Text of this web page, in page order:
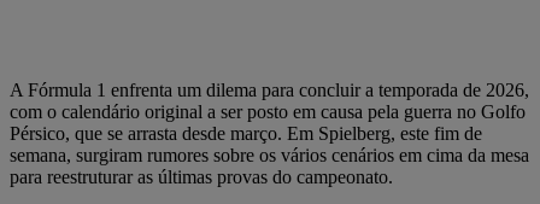
A Fórmula 1 enfrenta um dilema para concluir a temporada de 2026,
com o calendário original a ser posto em causa pela guerra no Golfo
Pérsico, que se arrasta desde março. Em Spielberg, este fim de
semana, surgiram rumores sobre os vários cenários em cima da mesa
para reestruturar as últimas provas do campeonato.